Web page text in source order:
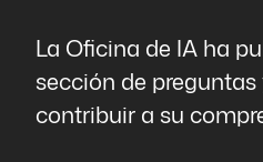
La Oficina de IA ha
sección de
contribuir a su